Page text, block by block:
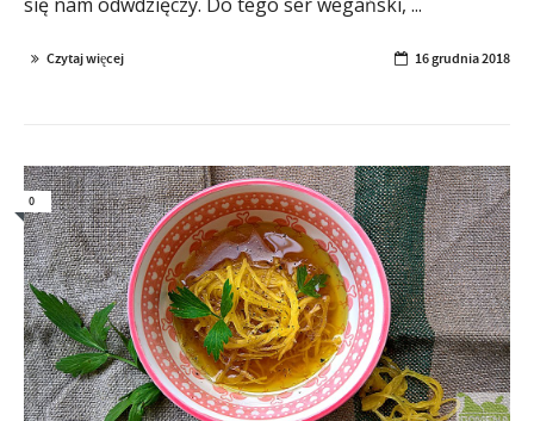
Czytaj więcej 16 grudnia 2018
0